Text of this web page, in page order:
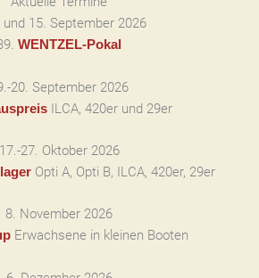
und 15. September 2026
WENTZEL-Pokal
20. September 2026
ILCA, 420er und 29er
17.-27. Oktober 2026
Opti A, Opti B, ILCA, 420er, 29er
8. November 2026
Erwachsene in kleinen Booten